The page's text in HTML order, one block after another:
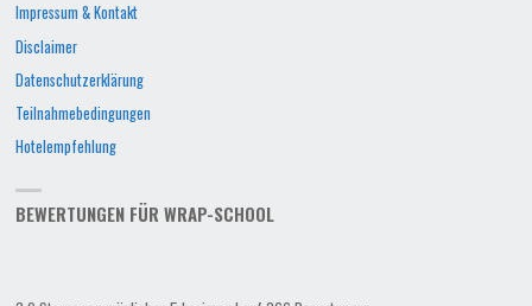
Impressum & Kontakt
Disclaimer
Datenschutzerklärung
Teilnahmebedingungen
Hotelempfehlung
BEWERTUNGEN FÜR WRAP-SCHOOL